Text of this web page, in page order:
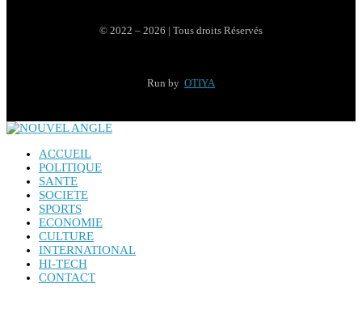
© 2022 – 2026 | Tous droits Réservés
Run by OTIYA
ACCUEIL
POLITIQUE
SANTE
SOCIETE
SPORTS
ECONOMIE
CULTURE
INTERNATIONAL
HI-TECH
CONTACT